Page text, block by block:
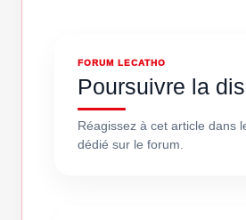
FORUM LECATHO
Poursuivre la
Réagissez à cet article dans
dédié sur le forum.